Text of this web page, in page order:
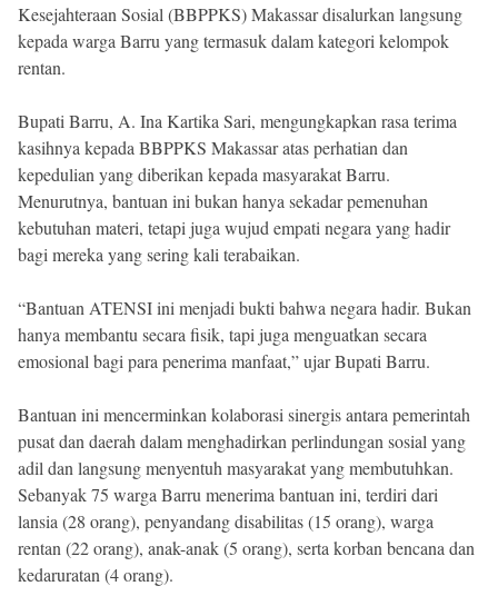
Kesejahteraan Sosial (BBPPKS) Makassar disalurkan langsung
kepada warga Barru yang termasuk dalam kategori kelompok
rentan.
Bupati Barru, A. Ina Kartika Sari, mengungkapkan rasa terima
kasihnya kepada BBPPKS Makassar atas perhatian dan
kepedulian yang diberikan kepada masyarakat Barru.
Menurutnya, bantuan ini bukan hanya sekadar pemenuhan
kebutuhan materi, tetapi juga wujud empati negara yang hadir
bagi mereka yang sering kali terabaikan.
“Bantuan ATENSI ini menjadi bukti bahwa negara hadir. Bukan
hanya membantu secara fisik, tapi juga menguatkan secara
emosional bagi para penerima manfaat,” ujar Bupati Barru.
Bantuan ini mencerminkan kolaborasi sinergis antara pemerintah
pusat dan daerah dalam menghadirkan perlindungan sosial yang
adil dan langsung menyentuh masyarakat yang membutuhkan.
Sebanyak 75 warga Barru menerima bantuan ini, terdiri dari
lansia (28 orang), penyandang disabilitas (15 orang), warga
rentan (22 orang), anak-anak (5 orang), serta korban bencana dan
kedaruratan (4 orang).